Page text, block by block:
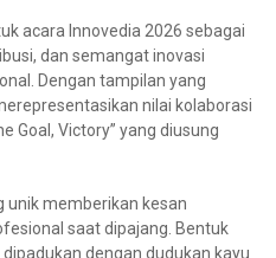
acara Innovedia 2026 sebagai
dan semangat inovasi
Dengan tampilan yang
nilai kolaborasi
Goal, Victory” yang diusung
unik memberikan kesan
saat dipajang. Bentuk
dengan dudukan kayu